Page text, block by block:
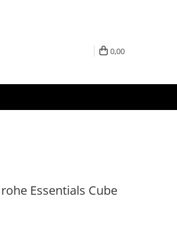
0,00
Essentials Cube